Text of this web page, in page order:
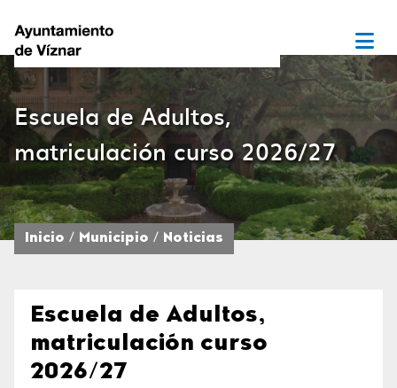
Escuela de Adultos,
matriculación curso 2026/27
Inicio Municipio Noticias
Escuela de Adultos,
matriculación curso
2026/27